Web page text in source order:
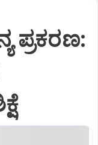
ಪ್ರಕರಣ: